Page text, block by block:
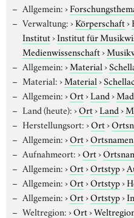
Allgemein:›
Verwaltung:›Körperschaft›
Institut›Institut für
Medienwissenschaft›
Allgemein:›Material›
Material:›Material›
Allgemein:›Ort›Land›
Land (heute):›Ort›Land›
Herstellungsort:›Ort›
Allgemein:›Ort›
Aufnahmeort:›Ort›
Allgemein:›Ort›Ortstyp›
Allgemein:›Ort›Ortstyp›
Allgemein:›Ort›Ortstyp›
Weltregion:›Ort›